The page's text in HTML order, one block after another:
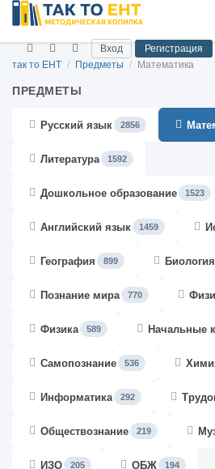
Вход
Регистрация
так то ЕНТ / Предметы / Математика
ПРЕДМЕТЫ
Русский язык 2856
Литература 1592
Дошкольное образование 1523
Английский язык 1459
География 899 Биология
Познание мира 770
Физика 589 Начальные
Самопознание 536
Информатика 292
Обществознание 219
ИЗО 205 ОБЖ 194